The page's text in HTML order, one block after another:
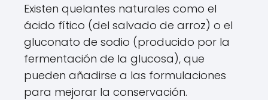
Existen quelantes naturales como el
ácido fítico (del salvado de arroz) o el
gluconato de sodio (producido por la
fermentación de la glucosa), que
pueden añadirse a las formulaciones
para mejorar la conservación.